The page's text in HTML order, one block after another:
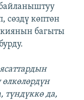
сөздү көптөн
багыты
өлкөлөрдүн
да,